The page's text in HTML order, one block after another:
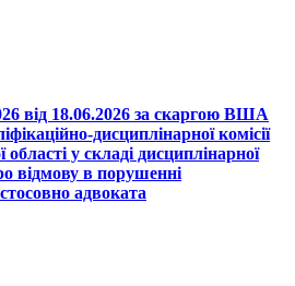
від 18.06.2026 за скаргою ВША
дисциплінарної комісії
у складі дисциплінарної
відмову в порушенні
адвоката